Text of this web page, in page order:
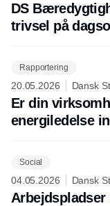
DS
trivsel på
Rapportering
20.05.2026 Dansk
Er din
energiledelse
Social
04.05.2026 Dansk
Arbejdspladser